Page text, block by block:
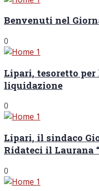
Benvenuti nel
0
Lipari, tesoretto per
liquidazione
0
Lipari, il sindaco
Ridateci il Laurana
0